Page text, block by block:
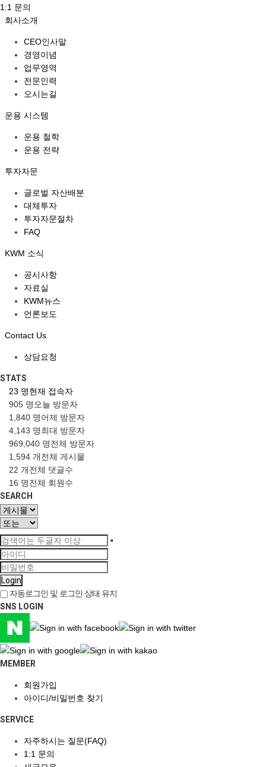
1:1 문의
회사소개
CEO인사말
경영이념
업무영역
전문인력
오시는길
운용 시스템
운용 철학
운용 전략
투자자문
글로벌 자산배분
대체투자
투자자문절차
FAQ
KWM 소식
공시사항
자료실
KWM뉴스
언론보도
Contact Us
상담요청
STATS
23 명현재 접속자
905 명 오늘 방문자
1,840 명어제 방문자
4,143 명최대 방문자
969,040 명전체 방문자
1,594 개전체 게시물
22 개전체 댓글수
16 명전체 회원수
SEARCH
Login
자동로그인 및 로그인 상태 유지
SNS LOGIN
MEMBER
회원가입
아이디/비밀번호 찾기
SERVICE
자주하시는 질문(FAQ)
1:1 문의